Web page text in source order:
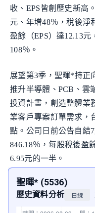
收、EPS皆創歷史新高
元、年增48％，稅後淨
盈餘（EPS）達12.13
108％。
展望第3季，聖暉*持正
推升半導體、PCB、雲
投資計畫，創造整體業
業客戶專案訂單需求，
點。公司日前公告自結
846.18％，每股稅後盈
6.95元的一半。